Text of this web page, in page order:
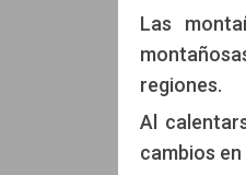
Las
regiones.
Al
cambios